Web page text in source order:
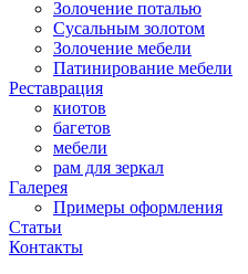
Золочение поталью
Сусальным золотом
Золочение мебели
Патинирование мебели
Реставрация
киотов
багетов
мебели
рам для зеркал
Галерея
Примеры оформления
Статьи
Контакты